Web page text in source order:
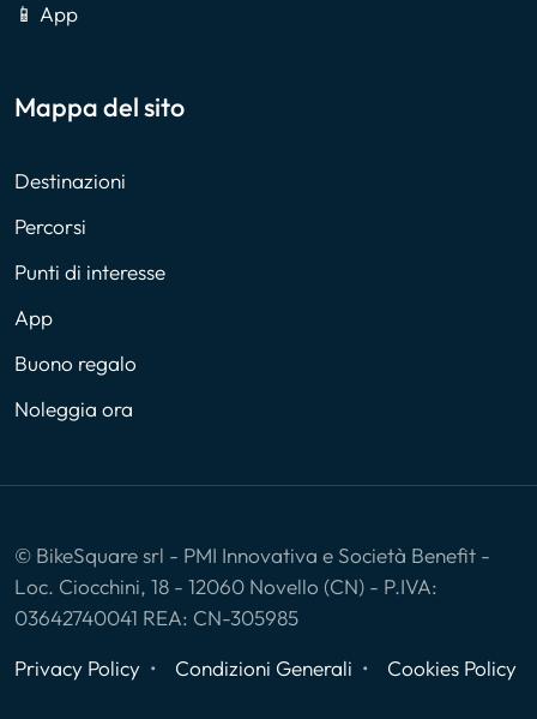
📱 App
Mappa del sito
Destinazioni
Percorsi
Punti di interesse
App
Buono regalo
Noleggia ora
© BikeSquare srl - PMI Innovativa e Società Benefit -
Loc. Ciocchini, 18 - 12060 Novello (CN) - P.IVA:
03642740041 REA: CN-305985
Privacy Policy
Condizioni Generali Cookies Policy